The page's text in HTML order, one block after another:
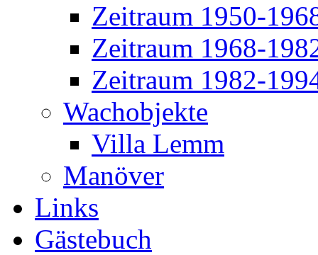
Zeitraum 1950-
Zeitraum 1968-
Zeitraum 1982-
Wachobjekte
Villa Lemm
Manöver
Links
Gästebuch